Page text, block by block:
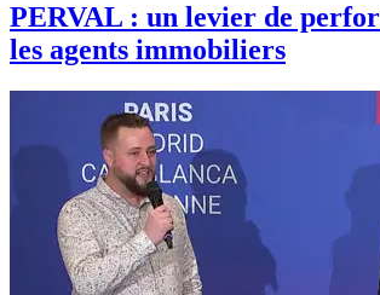
PERVAL : un levier de
les agents immobiliers